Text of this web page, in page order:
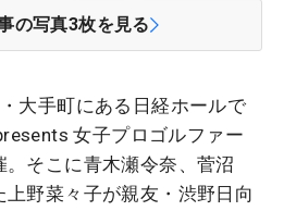
の写真3枚を見る
大手町にある日経ホールで
女子プロゴルファー
そこに青木瀬令奈、 菅沼
上野菜々子が親友・渋野日向